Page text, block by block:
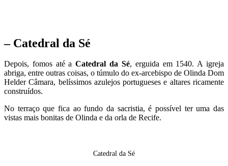
– Catedral da Sé
Depois, fomos até aCatedral da Sé, erguida em 1540. A igreja
abriga, entre outras coisas, o túmulo do ex-arcebispo de Olinda Dom
Helder Câmara, belíssimos azulejos portugueses e altares ricamente
construídos.
No terraço que fica ao fundo da sacristia, é possível ter uma das
vistas mais bonitas de Olinda e da orla de Recife.
Catedral da Sé